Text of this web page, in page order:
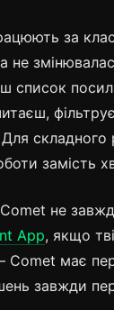
за
не
список
складного
замість
Comet не
App, якщо
має
завжди